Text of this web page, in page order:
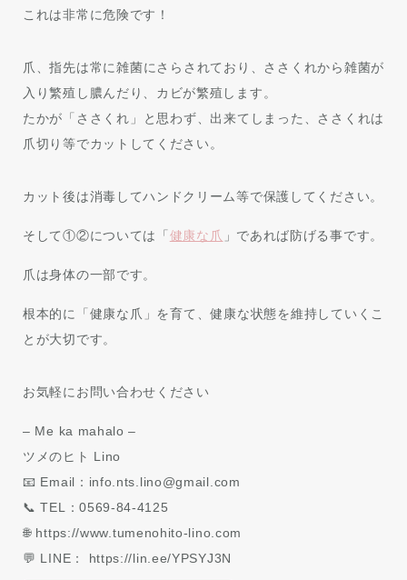
これは非常に危険です！
爪、指先は常に雑菌にさらされており、ささくれから雑菌が
入り繁殖し膿んだり、カビが繁殖します。
たかが「ささくれ」と思わず、出来てしまった、ささくれは
爪切り等でカットしてください。
カット後は消毒してハンドクリーム等で保護してください。
そして①②については「 健康な爪 」であれば防げる事です。
爪は身体の一部です。
根本的に「健康な爪」を育て、健康な状態を維持していくこ
とが大切です。
お気軽にお問い合わせください
– Me ka mahalo –
ツメのヒト Lino
📧 Email：info.nts.lino@gmail.com
📞 TEL：0569-84-4125
🌐 https://www.tumenohito-lino.com
💬 LINE： https://lin.ee/YPSYJ3N